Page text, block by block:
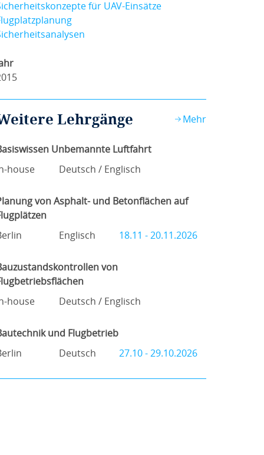
für UAV-Einsätze
Lehrgänge Mehr
Unbemannte Luftfahrt
house
Deutsch / Englisch
von Asphalt- und Betonflächen auf
Englisch 18.11 - 20.11.2026
von
house
Deutsch / Englisch
und Flugbetrieb
Deutsch 27.10 - 29.10.2026